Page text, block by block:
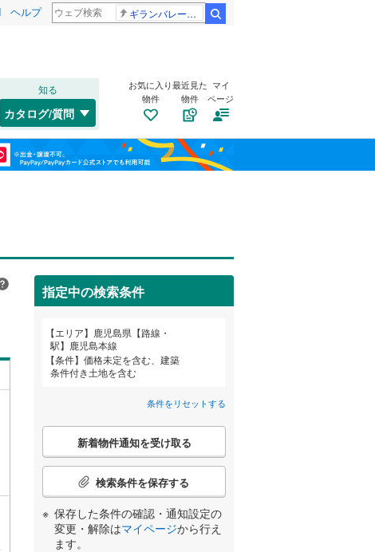
ヘルプ ギランバレー症候群
知る
カタログ/質問
お気に入り
物件
最近見た
物件
マイ
ページ
指定中の検索条件
エリア
鹿児島県【路線・
駅】鹿児島本線
条件
価格未定を含む、建築
条件付き土地を含む
条件をリセットする
こ
検
条
件
新着物件通知を受け取る
検索条件を保存する
保存した条件の確認・通知設定の
変更・解除はマイページから行え
ます。
福島
鹿児島 沖縄
条件をリセットする
枕崎市(2)
指宿市(3)
志布志市(0)
伊佐市(0)
姶良郡湧水町( 0
肝属郡錦江町 (0)
大島郡大和村(0)
大島郡龍郷町( 0)
大島郡天城町(0)
大島郡知名町( 0)
条件をリセットする
条件をリセットする
指宿枕崎線(
吉都線(0)
条件をリセットする
) (13) (23) (22)
条件をリセットする
南道路（16）
古家あり（33）
小学校まで1km以内（75
詳しく見る
条件をリセットする